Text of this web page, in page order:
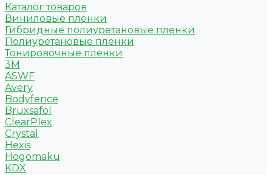
Каталог товаров
Виниловые пленки
Гибридные полиуретановые пленки
Полиуретановые пленки
Тонировочные пленки
3M
ASWF
Avery
Bodyfence
Bruxsafol
ClearPlex
Crystal
Hexis
Hogomaku
KDX